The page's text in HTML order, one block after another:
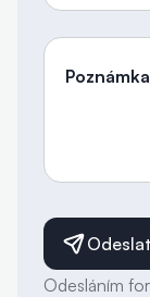
Poznámka
Odesláním